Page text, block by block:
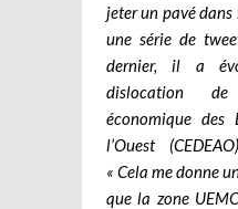
jeter un pavé
une série de
dernier, il a
dislocation
économique des
l’Ouest
« Cela me donne
que la zone